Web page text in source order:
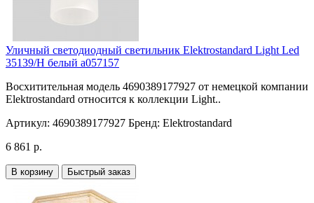
Уличный светодиодный светильник Elektrostandard Light Led
35139/H белый a057157
Восхитительная модель 4690389177927 от немецкой компании
Elektrostandard относится к коллекции Light..
Артикул: 4690389177927 Бренд: Elektrostandard
6 861 р.
В корзину Быстрый заказ